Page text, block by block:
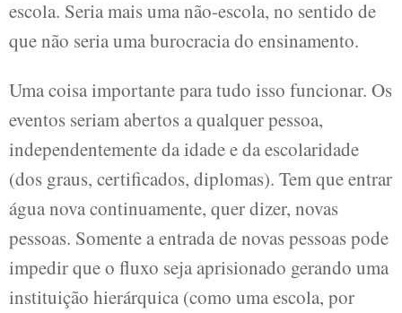
escola. Seria mais uma não-escola, no sentido de
que não seria uma burocracia do ensinamento.
Uma coisa importante para tudo isso funcionar. Os
eventos seriam abertos a qualquer pessoa,
independentemente da idade e da escolaridade
(dos graus, certificados, diplomas). Tem que entrar
água nova continuamente, quer dizer, novas
pessoas. Somente a entrada de novas pessoas pode
impedir que o fluxo seja aprisionado gerando uma
instituição hierárquica (como uma escola, por